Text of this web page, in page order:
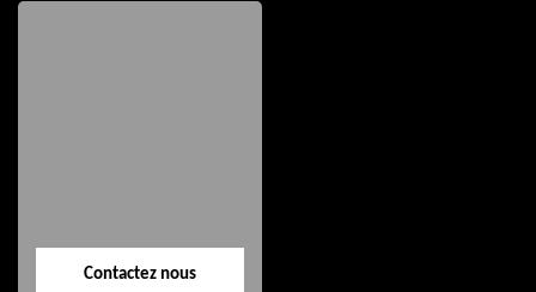
Contactez nous